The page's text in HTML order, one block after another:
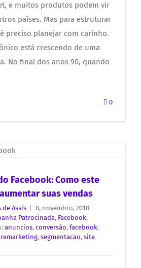
e muitos produtos podem vir
países. Mas para estruturar
preciso planejar com carinho.
está crescendo de uma
No final dos anos 90, quando
0
Facebook: Como este
suas vendas
de Assis
8, novembro, 2018
Patrocinada, Facebook,
anuncios, conversão, facebook,
remarketing, segmentacao, site